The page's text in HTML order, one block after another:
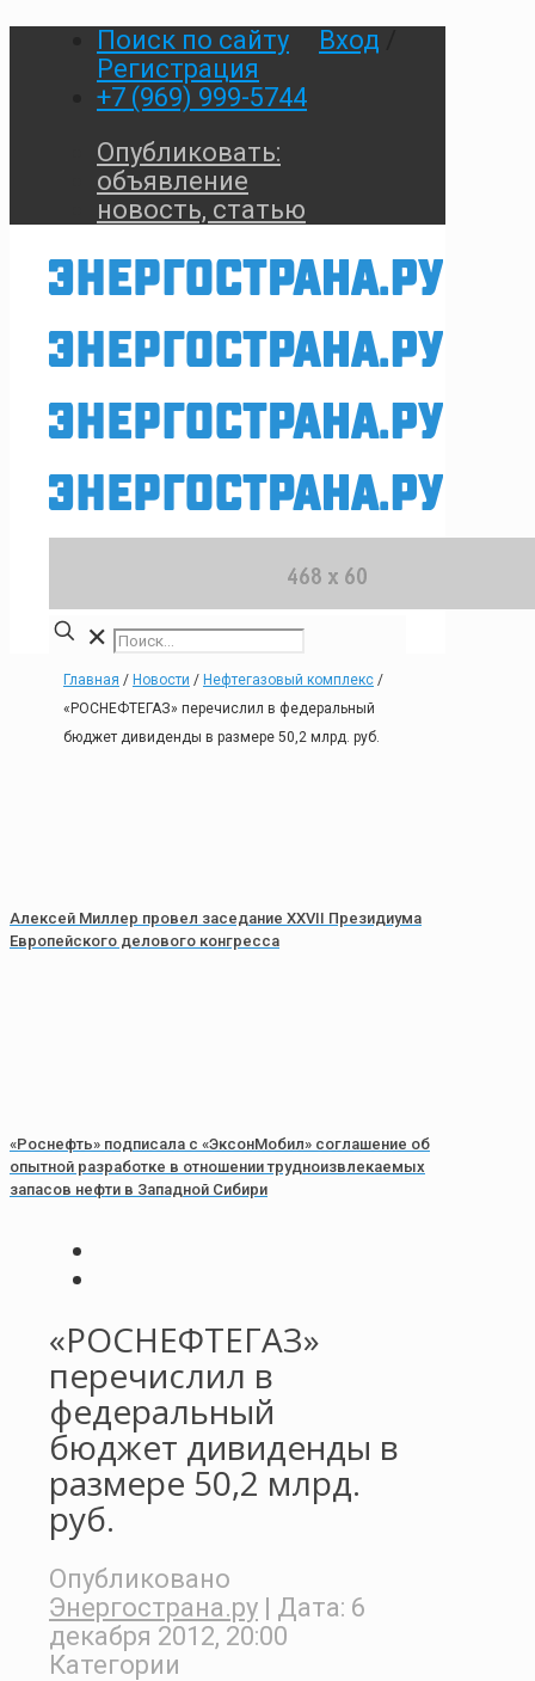
Поиск по сайту Вход
Регистрация
+7 (969) 999-5744
Опубликовать:
объявление
новость, статью
✕
Главная / Новости / Нефтегазовый комплекс /
«РОСНЕФТЕГАЗ» перечислил в федеральный
бюджет дивиденды в размере 50,2 млрд. руб.
Алексей Миллер провел заседание XXVII Президиума
Европейского делового конгресса
«Роснефть» подписала с «ЭксонМобил» соглашение об
опытной разработке в отношении трудноизвлекаемых
запасов нефти в Западной Сибири
«РОСНЕФТЕГАЗ»
перечислил в
федеральный
бюджет дивиденды в
размере 50,2 млрд.
руб.
Опубликовано
Энергострана.ру | Дата: 6
декабря 2012, 20:00
Категории